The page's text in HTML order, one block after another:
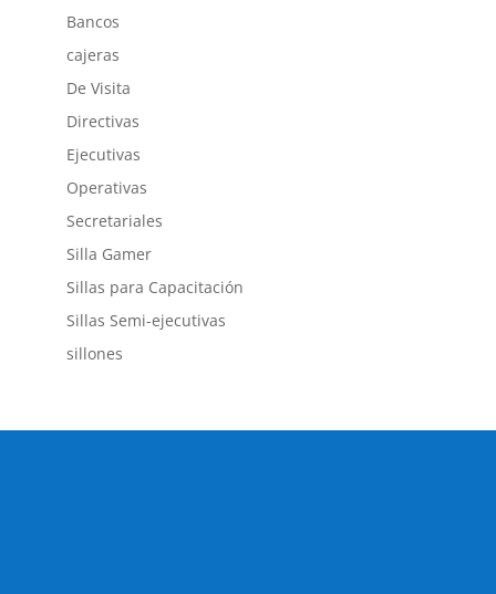
Bancos
cajeras
De Visita
Directivas
Ejecutivas
Operativas
Secretariales
Silla Gamer
Sillas para Capacitación
Sillas Semi-ejecutivas
sillones